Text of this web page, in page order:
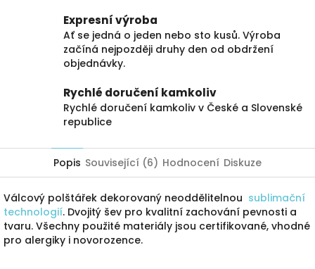
Expresní výroba
Ať se jedná o jeden nebo sto kusů. Výroba
začíná nejpozději druhy den od obdržení
objednávky.
Rychlé doručení kamkoliv
Rychlé doručení kamkoliv v České a Slovenské
republice
Popis Související (6) Hodnocení Diskuze
Válcový polštářek dekorovaný neoddělitelnou sublimační
technologií. Dvojitý šev pro kvalitní zachování pevnosti a
tvaru. Všechny použité materiály jsou certifikované, vhodné
pro alergiky i novorozence.